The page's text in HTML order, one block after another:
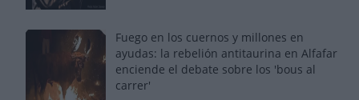
Fuego en los cuernos y millones en
ayudas: la rebelión antitaurina en Alfafar
enciende el debate sobre los 'bous al
carrer'